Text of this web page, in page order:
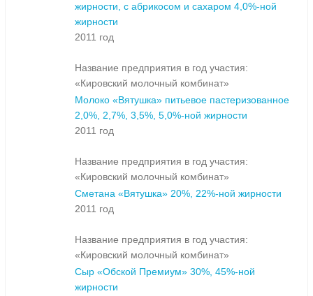
жирности, с абрикосом и сахаром 4,0%-ной
жирности
2011 год
Название предприятия в год участия:
«Кировский молочный комбинат»
Молоко «Вятушка» питьевое пастеризованное
2,0%, 2,7%, 3,5%, 5,0%-ной жирности
2011 год
Название предприятия в год участия:
«Кировский молочный комбинат»
Сметана «Вятушка» 20%, 22%-ной жирности
2011 год
Название предприятия в год участия:
«Кировский молочный комбинат»
Сыр «Обской Премиум» 30%, 45%-ной
жирности